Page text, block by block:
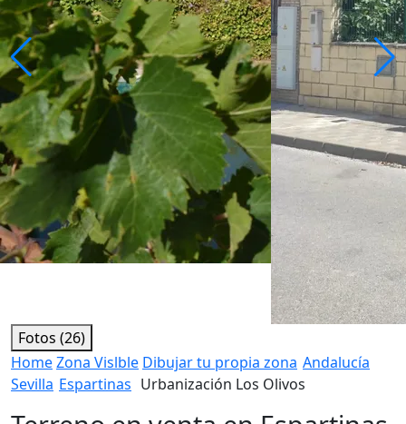
Fotos (26)
HomeZona Vislble Dibujar tu propia zona Andalucía
Sevilla Espartinas Urbanización Los Olivos